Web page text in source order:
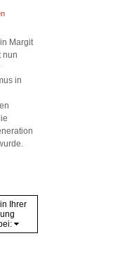
Margit
nun
in
Ihrer